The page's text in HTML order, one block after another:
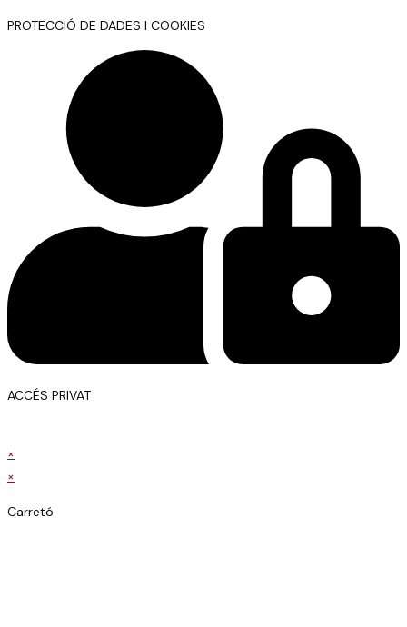
PROTECCIÓ DE DADES I COOKIES
ACCÉS PRIVAT
×
×
Carretó